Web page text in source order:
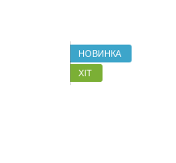
НОВИНКА
ХІТ